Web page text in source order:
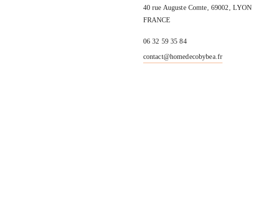
40 rue Auguste Comte, 69002, LYON
FRANCE
06 32 59 35 84
contact@homedecobybea.fr